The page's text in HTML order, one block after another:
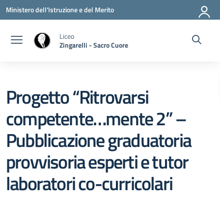
Vai ai contenuti
Vai al menu di navigazione
Vai al footer
Ministero dell'Istruzione e del Merito
Liceo
Zingarelli - Sacro Cuore
Progetto “Ritrovarsi
competente…mente 2” –
Pubblicazione graduatoria
provvisoria esperti e tutor
laboratori co-curricolari